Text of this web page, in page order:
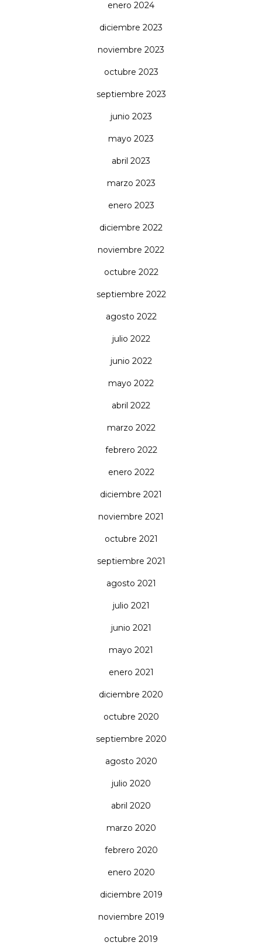
enero 2024
diciembre 2023
noviembre 2023
octubre 2023
septiembre 2023
junio 2023
mayo 2023
abril 2023
marzo 2023
enero 2023
diciembre 2022
noviembre 2022
octubre 2022
septiembre 2022
agosto 2022
julio 2022
junio 2022
mayo 2022
abril 2022
marzo 2022
febrero 2022
enero 2022
diciembre 2021
noviembre 2021
octubre 2021
septiembre 2021
agosto 2021
julio 2021
junio 2021
mayo 2021
enero 2021
diciembre 2020
octubre 2020
septiembre 2020
agosto 2020
julio 2020
abril 2020
marzo 2020
febrero 2020
enero 2020
diciembre 2019
noviembre 2019
octubre 2019